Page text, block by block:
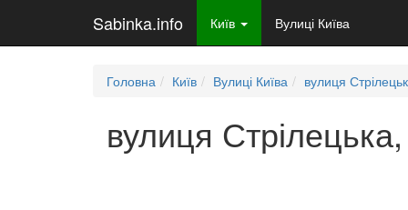
Sabinka.info Київ Вулиці Київа
Головна Київ Вулиці Київа вулиця
вулиця